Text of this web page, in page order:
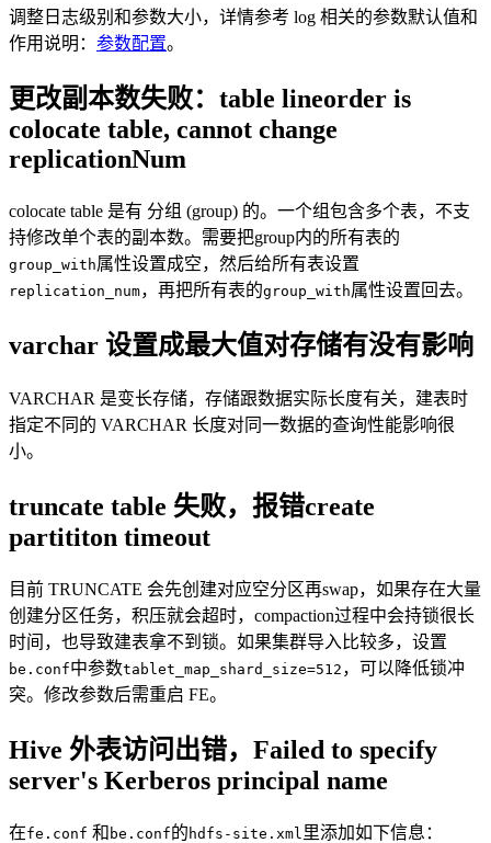
调整日志级别和参数大小，详情参考 log 相关的参数默认值和
作用说明： 参数配置。
更改副本数失败：table lineorder is
colocate table, cannot change
replicationNum
colocate table 是有 分组 (group) 的。一个组包含多个表，不支
持修改单个表的副本数。需要把group内的所有表的
group_with属性设置成空，然后给所有表设置
replication_num，再把所有表的group_with属性设置回去。
varchar 设置成最大值对存储有没有影响
VARCHAR 是变长存储，存储跟数据实际长度有关，建表时
指定不同的 VARCHAR 长度对同一数据的查询性能影响很
小。
truncate table 失败，报错create
partititon timeout
目前 TRUNCATE 会先创建对应空分区再swap，如果存在大量
创建分区任务，积压就会超时，compaction过程中会持锁很长
时间，也导致建表拿不到锁。如果集群导入比较多，设置
be.conf中参数tablet_map_shard_size=512 ，可以降低锁冲
突。修改参数后需重启 FE。
Hive 外表访问出错，Failed to specify
server's Kerberos principal name
在fe.conf 和 be.conf的 hdfs-site.xml 里添加如下信息：